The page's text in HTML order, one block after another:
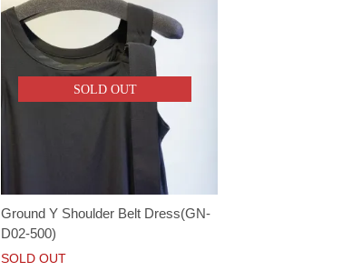
SOLD OUT
Ground Y Shoulder Belt Dress(GN-
D02-500)
SOLD OUT